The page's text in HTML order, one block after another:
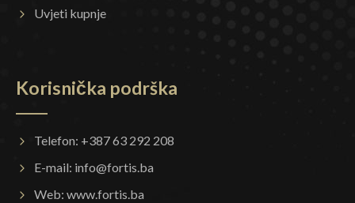
Uvjeti kupnje
Korisnička podrška
Telefon: +387 63 292 208
E-mail: info@fortis.ba
Web: www.fortis.ba